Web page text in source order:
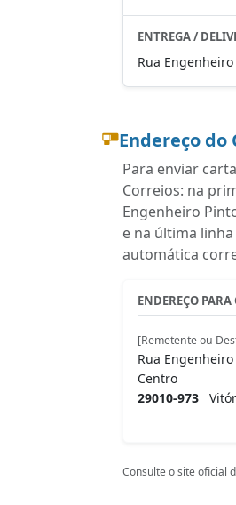
ENTREGA /
Rua
Endereço do
Para enviar
Correios: na
Engenheiro
e na última linha
automática
ENDEREÇO PARA
[Remetente ou
Rua
Centro
29010-973
Consulte osite oficial